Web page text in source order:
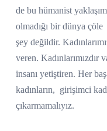
de bu hümanist
olmadığı bir dünya çöle
şey değildir.
veren. Kadınlarımızdır
insanı yetiştiren. Her
kadınların, girişimci
çıkarmamalıyız.